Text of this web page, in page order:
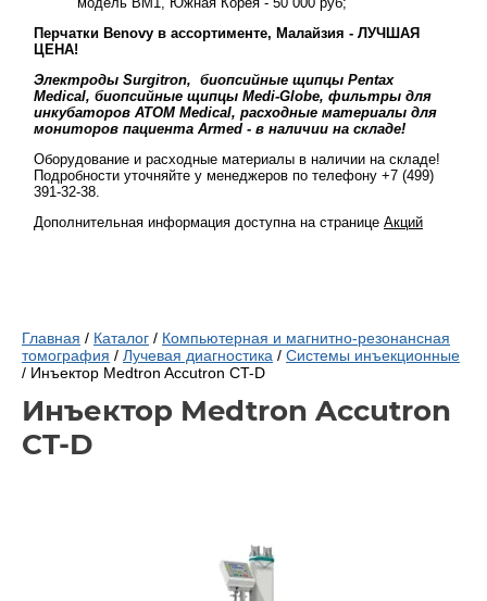
Перчатки Benovy в ассортименте, Малайзия - ЛУЧШАЯ
ЦЕНА!
Электроды Surgitron, биопсийные щипцы Pentax
Medical, биопсийные щипцы Medi-Globe, фильтры для
инкубаторов ATOM Medical, расходные материалы для
мониторов пациента Armed - в наличии на складе!
Оборудование и расходные материалы в наличии на складе!
Подробности уточняйте у менеджеров по телефону +7 (499)
391-32-38.
Дополнительная информация доступна на странице Акций
Главная / Каталог / Компьютерная и магнитно-резонансная
томография / Лучевая диагностика / Системы инъекционные
/ Инъектор Medtron Accutron CT-D
Инъектор Medtron Accutron
CT-D